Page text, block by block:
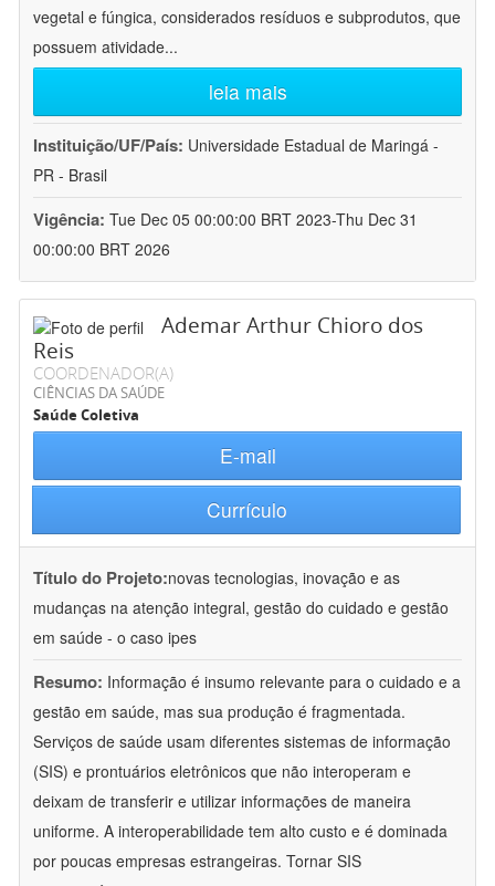
vegetal e fúngica, considerados resíduos e subprodutos, que
possuem atividade...
leia mais
Instituição/UF/País: Universidade Estadual de Maringá -
PR - Brasil
Vigência: Tue Dec 05 00:00:00 BRT 2023-Thu Dec 31
00:00:00 BRT 2026
Ademar Arthur Chioro dos
Reis
COORDENADOR(A)
CIÊNCIAS DA SAÚDE
Saúde Coletiva
E-mail
Currículo
Título do Projeto:novas tecnologias, inovação e as
mudanças na atenção integral, gestão do cuidado e gestão
em saúde - o caso ipes
Resumo: Informação é insumo relevante para o cuidado e a
gestão em saúde, mas sua produção é fragmentada.
Serviços de saúde usam diferentes sistemas de informação
(SIS) e prontuários eletrônicos que não interoperam e
deixam de transferir e utilizar informações de maneira
uniforme. A interoperabilidade tem alto custo e é dominada
por poucas empresas estrangeiras. Tornar SIS